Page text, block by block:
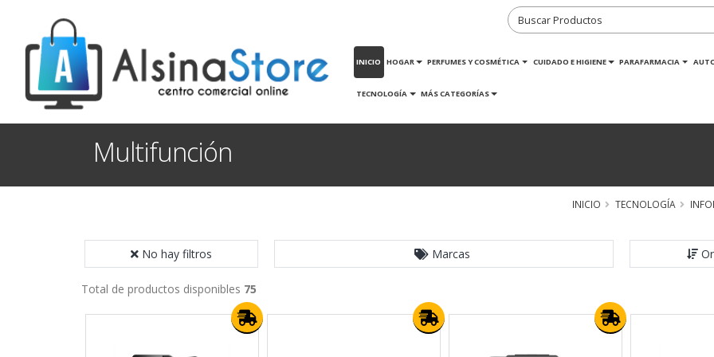
INICIO HOGAR PERFUMES Y COSMÉTICA CUIDADO E HIGIENE PARAFARMACIA
TECNOLOGÍA MÁS CATEGORÍAS
Multifunción
INICIO TECNOLOGÍA
No hay filtros Marcas
Total de productos disponibles 75